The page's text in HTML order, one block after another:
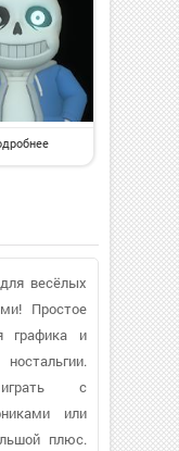
весёлых
Простое
графика и
с
или
плюс.